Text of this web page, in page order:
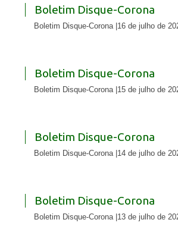
Boletim Disque-Corona
Boletim Disque-Corona |16 de julho de
Boletim Disque-Corona
Boletim Disque-Corona |15 de julho de
Boletim Disque-Corona
Boletim Disque-Corona |14 de julho de
Boletim Disque-Corona
Boletim Disque-Corona |13 de julho de